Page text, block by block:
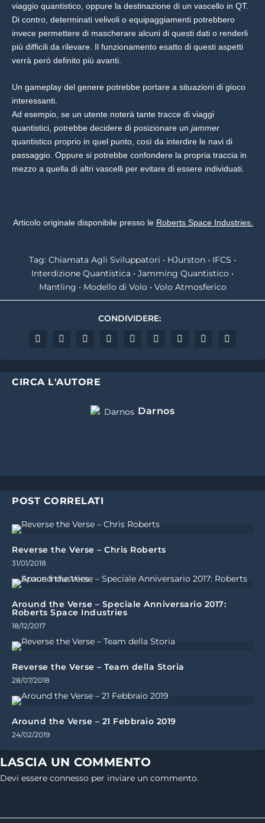
viaggio quantistico, oppure la destinazione di un vascello in QT.
Di contro, determinati velivoli o equipaggiamenti potrebbero
invece permettere di mascherare alcuni di questi dati o renderli
più difficili da rilevare. Il funzionamento esatto di questi aspetti
verrà però definito più avanti.
Un gameplay del genere potrebbe portare a situazioni di gioco
interessanti.
Ad esempio, se un utente noterà tante tracce di viaggi
quantistici, potrebbe decidere di posizionare un jammer
quantistico proprio in quel punto, così da interdire le navi di
passaggio. Oppure si potrebbe confondere la propria traccia in
mezzo a quella di altri vascelli per evitare di essere individuati.
Articolo originale disponibile presso le Roberts Space Industries.
Tag: Chiamata Agli Sviluppatori • HJurston • IFCS •
Interdizione Quantistica • Jamming Quantistico •
Mantling • Modello di Volo • Volo Atmosferico
CONDIVIDERE:
CIRCA L'AUTORE
Darnos
POST CORRELATI
Reverse the Verse – Chris Roberts
31/01/2018
Around the Verse – Speciale Anniversario 2017:
Roberts Space Industries
18/12/2017
Reverse the Verse – Team della Storia
28/07/2018
Around the Verse – 21 Febbraio 2019
24/02/2019
LASCIA UN COMMENTO
Devi essere connesso per inviare un commento.